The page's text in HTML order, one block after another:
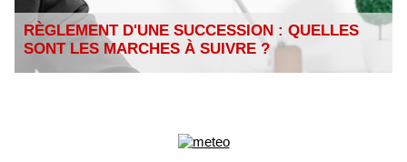
RÈGLEMENT D'UNE SUCCESSION : QUELLES
SONT LES MARCHES À SUIVRE ?